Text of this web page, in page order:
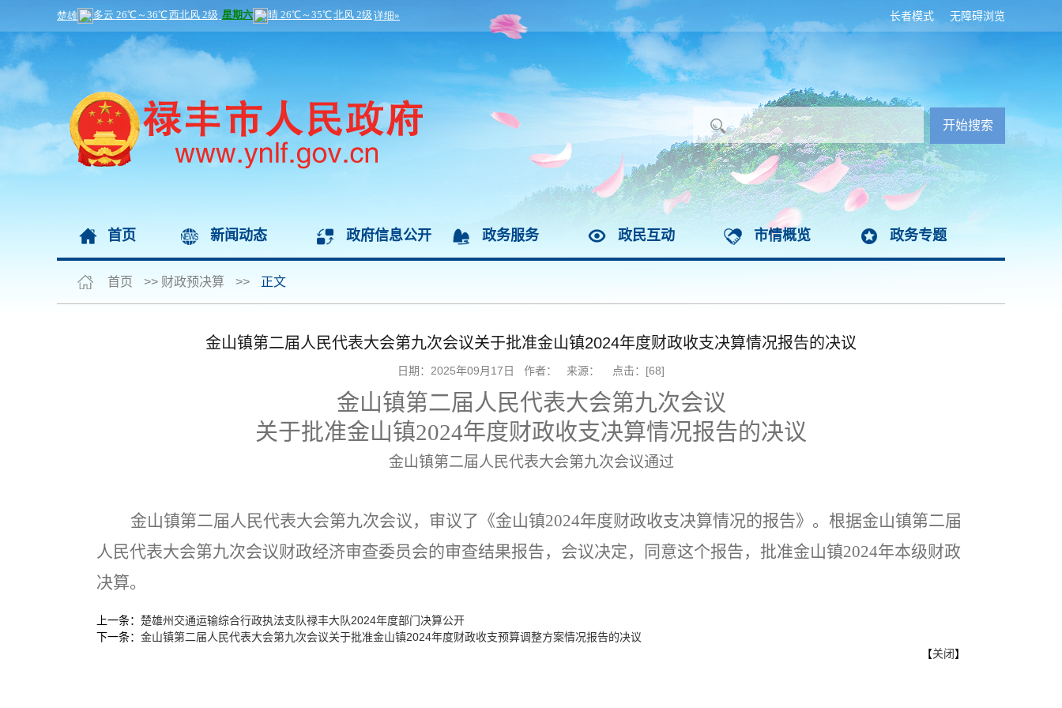
无障碍浏览
长者模式
首页 新闻动态 政府信息公开 政务服务 政民互动 市情概览 政务专题
首页 >> 财政预决算 >> 正文
金山镇第二届人民代表大会第九次会议关于批准金山镇2024年度财政收支决算情况报告的决议
日期：2025年09月17日 作者： 来源： 点击：[68]
金山镇第二届人民代表大会第九次会议
关于批准金山镇2024年度财政收支决算情况报告的决议
金山镇第二届人民代表大会第九次会议通过
金山镇第二届人民代表大会第九次会议， 审议了 《金山镇2024年度财政收支决算情况的报告》。根据金山镇第二届
人民代表大会第九次会议财政经济审查委员会的审查结果报告，会议决定， 同意这个报告， 批准金山镇2024年本级财政
决算。
上一条： 楚雄州交通运输综合行政执法支队禄丰大队2024年度部门决算公开
下一条： 金山镇第二届人民代表大会第九次会议关于批准金山镇2024年度财政收支预算调整方案情况报告的决议
【关闭】